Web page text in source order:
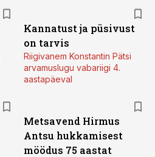
Kannatust ja püsivust
on tarvis
Riigivanem Konstantin Pätsi
arvamuslugu vabariigi 4.
aastapäeval
Metsavend Hirmus
Antsu hukkamisest
möödus 75 aastat